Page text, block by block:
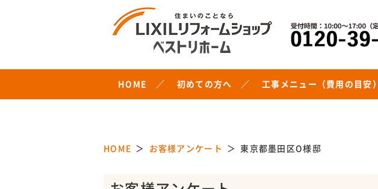
HOME 初めての方へ 工事メニュー（費用の目安）
HOME お客様アンケート 東京都墨田区O様邸